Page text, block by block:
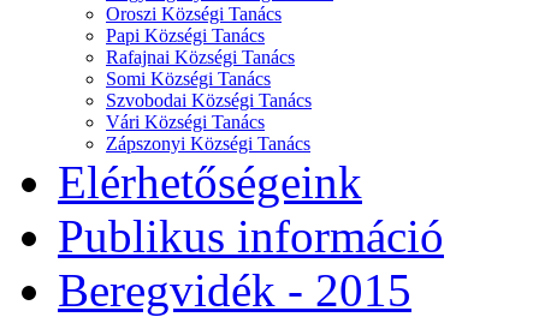
Oroszi Községi Tanács
Papi Községi Tanács
Rafajnai Községi Tanács
Somi Községi Tanács
Szvobodai Községi Tanács
Vári Községi Tanács
Zápszonyi Községi Tanács
Elérhetőségeink
Publikus információ
Beregvidék - 2015